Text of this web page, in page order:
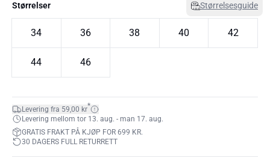
Størrelser Størrelsesguide
34 36 38 40 42
44 46
Levering fra 59,00 kr*
Levering mellom tor 13. aug. - man 17. aug.
GRATIS FRAKT PÅ KJØP FOR 699 KR.
30 DAGERS FULL RETURRETT